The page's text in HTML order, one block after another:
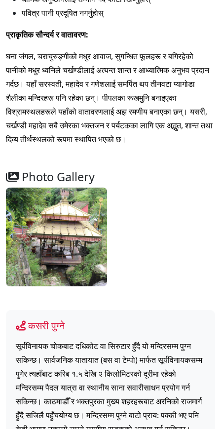
पवित्र पानी प्रदूषित नगर्नुहोस्
प्राकृतिक सौन्दर्य र वातावरण:
घना जंगल, चराचुरुङ्गीको मधुर आवाज, सुगन्धित फूलहरू र बगिरहेको
पानीको मधुर ध्वनिले चर्खण्डीलाई अत्यन्त शान्त र आध्यात्मिक अनुभव प्रदान
गर्दछ। यहाँ सरस्वती, महादेव र गणेशलाई समर्पित थप तीनवटा प्यागोडा
शैलीका मन्दिरहरू पनि रहेका छन्। पीपलका रूखमुनि बनाइएका
विश्रामस्थलहरूले यहाँको वातावरणलाई अझ रमणीय बनाएका छन्। यसरी,
चर्खण्डी महादेव सबै उमेरका भक्तजन र पर्यटकका लागि एक अद्भुत, शान्त तथा
दिव्य तीर्थस्थलको रूपमा स्थापित भएको छ।
Photo Gallery
कसरी पुग्ने
सूर्यविनायक चोकबाट दधिकोट वा सिरुटार हुँदै यो मन्दिरसम्म पुग्न
सकिन्छ। सार्वजनिक यातायात (बस वा टेम्पो) मार्फत सूर्यविनायकसम्म
पुगेर त्यहाँबाट करिब १.५ देखि २ किलोमिटरको दूरीमा रहेको
मन्दिरसम्म पैदल यात्रा वा स्थानीय साना सवारीसाधन प्रयोग गर्न
सकिन्छ। काठमाडौँ र भक्तपुरका मुख्य शहरहरूबाट अरनिको राजमार्ग
हुँदै सजिलै पहुँचयोग्य छ। मन्दिरसम्म पुग्ने बाटो प्राय: पक्की भए पनि